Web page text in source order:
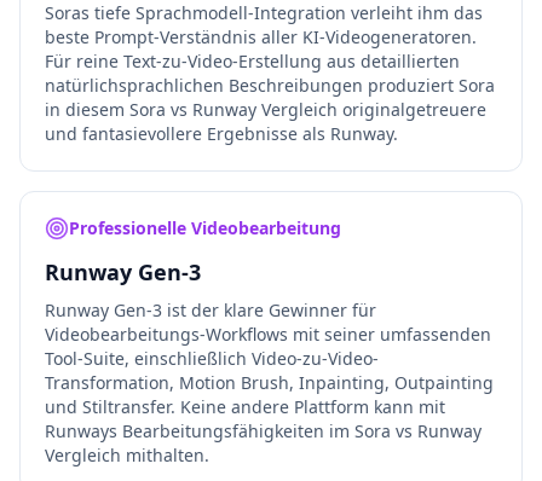
Soras tiefe Sprachmodell-Integration verleiht ihm das
beste Prompt-Verständnis aller KI-Videogeneratoren.
Für reine Text-zu-Video-Erstellung aus detaillierten
natürlichsprachlichen Beschreibungen produziert Sora
in diesem Sora vs Runway Vergleich originalgetreuere
und fantasievollere Ergebnisse als Runway.
Professionelle Videobearbeitung
Runway Gen-3
Runway Gen-3 ist der klare Gewinner für
Videobearbeitungs-Workflows mit seiner umfassenden
Tool-Suite, einschließlich Video-zu-Video-
Transformation, Motion Brush, Inpainting, Outpainting
und Stiltransfer. Keine andere Plattform kann mit
Runways Bearbeitungsfähigkeiten im Sora vs Runway
Vergleich mithalten.